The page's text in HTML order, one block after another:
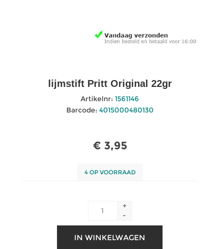
lijmstift Pritt Original 22gr
Artikelnr: 1561146
Barcode: 4015000480130
€ 3,95
4 OP VOORRAAD
+
-